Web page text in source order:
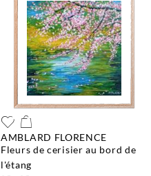
AMBLARD FLORENCE
fleurs de cerisier au bord de
l'étang